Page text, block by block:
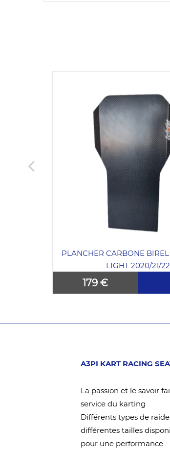
PLANCHER CARBONE
LIGHT 2020/21/22
179 €
A3PI KART RACING
La passion et le savoir
service du karting
Différents types de
différentes tailles
pour une performance